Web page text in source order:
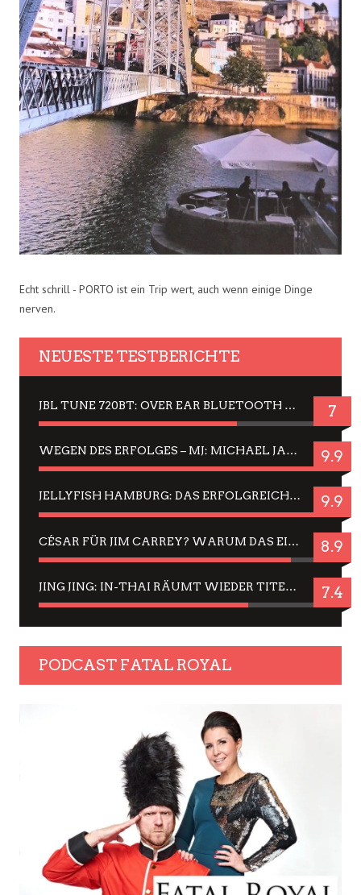
Echt schrill - PORTO ist ein Trip wert, auch wenn einige Dinge
nerven.
NEUESTE TESTBERICHTE
JBL TUNE 720BT: OVER EAR BLUETOOTH KOPFHÖRER UM DIE 50,-€ IM DAUER-TEST 7
WEGEN DES ERFOLGES – MJ: MICHAEL JACKSON MUSICAL IN EINER MATINEE SEHEN 9.9
JELLYFISH HAMBURG: DAS ERFOLGREICHE SOMMER-MENÜ 2025 IN GEFÜHLEN UND BILDERN 9.9
CÉSAR FÜR JIM CARREY? WARUM DAS EINER DER NERVIGSTEN ACTORS IST UND BLEIBT 8.9
JING JING: IN-THAI RÄUMT WIEDER TITEL AB – EIN ZWEI-STUNDEN-ERLEBNISBERICHT 7.4
PODCAST FATAL ROYAL